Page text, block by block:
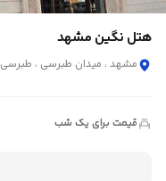
هتل نگین مشهد
مشهد ، میدان طبرسی ، طبرسی 10 ، بین نوغان 8 و 10
قیمت برای یک شب